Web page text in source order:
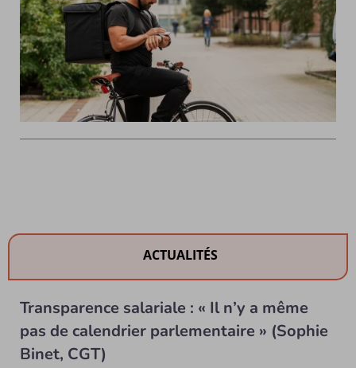
ACTUALITÉS
Transparence salariale : « Il n’y a même
pas de calendrier parlementaire » (Sophie
Binet, CGT)